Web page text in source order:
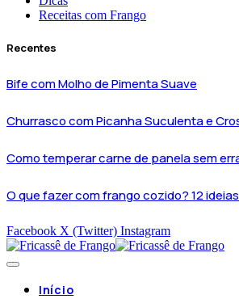
Receitas com Frango
Recentes
Bife com Molho de Pimenta Suave
Churrasco com Picanha Suculenta e
Como temperar carne de panela sem
O que fazer com frango cozido? 12 ideias
Facebook X (Twitter) Instagram
Início